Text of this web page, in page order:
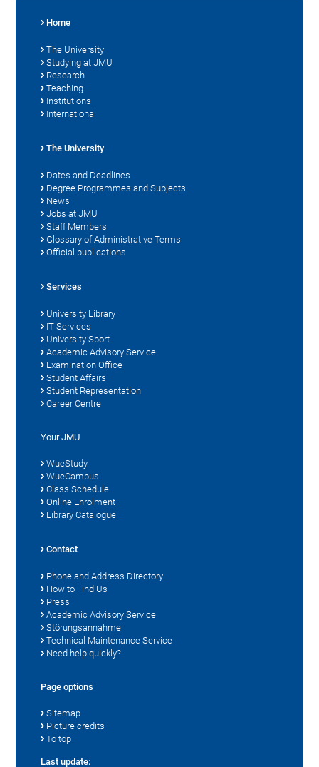
Home
The University
Studying at JMU
Research
Teaching
Institutions
International
The University
Dates and Deadlines
Degree Programmes and Subjects
News
Jobs at JMU
Staff Members
Glossary of Administrative Terms
Official publications
Services
University Library
IT Services
University Sport
Academic Advisory Service
Examination Office
Student Affairs
Student Representation
Career Centre
Your JMU
WueStudy
WueCampus
Class Schedule
Online Enrolment
Library Catalogue
Contact
Phone and Address Directory
How to Find Us
Press
Academic Advisory Service
Störungsannahme
Technical Maintenance Service
Need help quickly?
Page options
Sitemap
Picture credits
To top
Last update: